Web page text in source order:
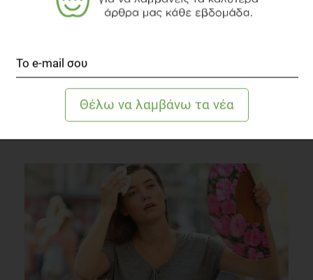
infographic
Ένα Πλούσιο Πρωινό VS ένα Φτωχό Πρωινό